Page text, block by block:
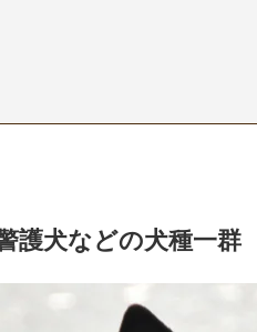
護犬などの犬種一群